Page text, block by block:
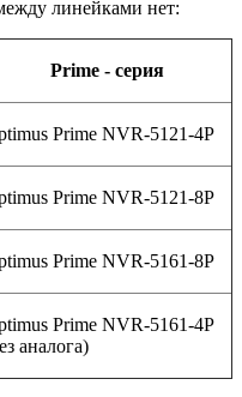
линейками нет:
Prime - серия
Prime NVR-5121-4P
Prime NVR-5121-8P
Prime NVR-5161-8P
Prime NVR-5161-4P
аналога)